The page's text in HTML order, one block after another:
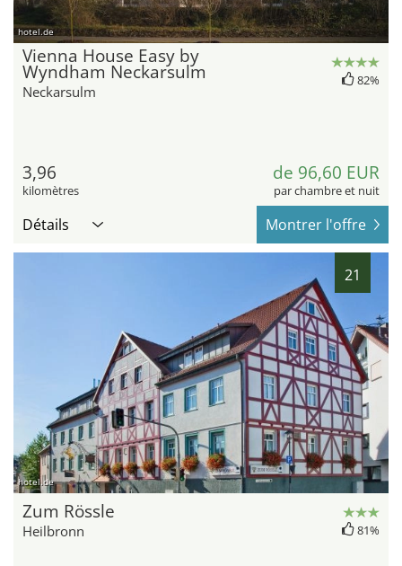
hotel.de
Vienna House Easy by
Wyndham Neckarsulm
Neckarsulm
82%
3,96
kilomètres
de 96,60 EUR
par chambre et nuit
Détails Montrer l'offre
21
hotel.de
Zum Rössle
Heilbronn 81%